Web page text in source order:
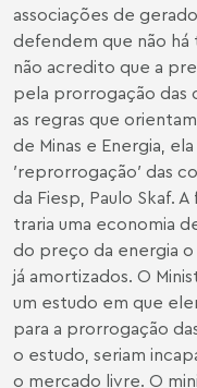
associações de
defendem que não
não acredito que a
pela prorrogação das
as regras que
de Minas e Energia,
′reprorrogação′ das
da Fiesp, Paulo Skaf.
traria uma economia
do preço da energia
já amortizados. O
um estudo em que
para a prorrogação
o estudo, seriam
o mercado livre. O